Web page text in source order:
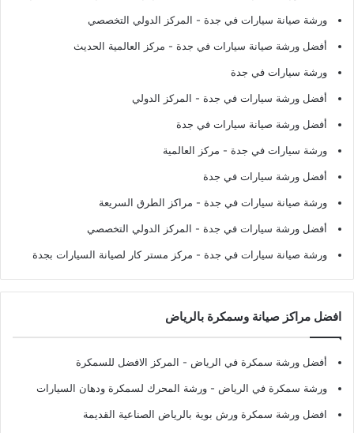
ورشة صيانة سيارات في جدة - المركز الدولي التخصصي
أفضل ورشة صيانة سيارات في جدة - مركز العالمية الحديث
ورشة سيارات في جدة
أفضل ورشة سيارات في جدة - المركز الدولي
أفضل ورشة صيانة سيارات في جدة
ورشة سيارات في جدة - مركز العالمية
أفضل ورشة سيارات في جدة
ورشة صيانة سيارات في جدة - مراكز الطرق السريعة
أفضل ورشة سيارات في جدة - المركز الدولي التخصصي
ورشة صيانة سيارات في جدة - مركز مستر كار لصيانة السيارات بجدة
افضل مراكز صيانة وسمكرة بالرياض
أفضل ورشة سمكرة في الرياض - المركز الافضل للسمكرة
ورشة سمكرة في الرياض - ورشة المحرك لسمكرة ودهان السيارات
افضل ورشة سمكرة ورش بوية بالرياض الصناعية القديمة